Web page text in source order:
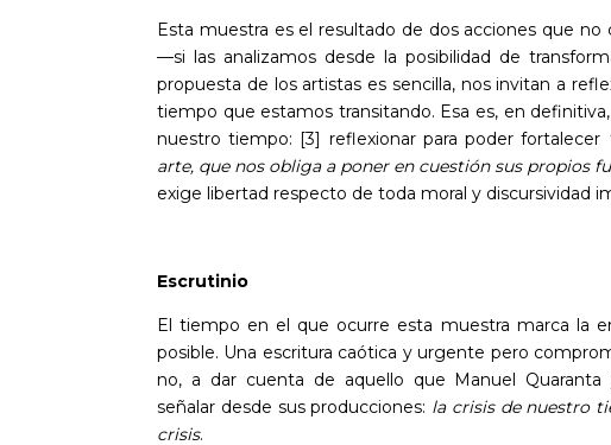
Esta muestra es el resultado de dos acciones que no
—si las analizamos desde la posibilidad de
propuesta de los artistas es sencilla, nos invitan a
tiempo que estamos transitando. Esa es, en
nuestro tiempo: [3] reflexionar para poder fortalecer
arte, que nos obliga a poner en cuestión sus propios
exige libertad respecto de toda moral y discursividad
Escrutinio
El tiempo en el que ocurre esta muestra marca la
posible. Una escritura caótica y urgente pero
no, a dar cuenta de aquello que Manuel
señalar desde sus producciones: la crisis de nuestro
crisis.